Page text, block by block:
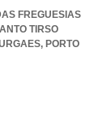
FREGUESIAS
TIRSO
, PORTO